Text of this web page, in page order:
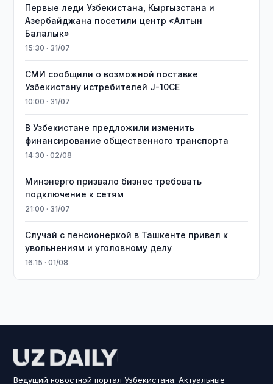
Первые леди Узбекистана, Кыргызстана и
Азербайджана посетили центр «Алтын
Балалык»
15:30 · 31/07
СМИ сообщили о возможной поставке
Узбекистану истребителей J-10CE
10:00 · 31/07
В Узбекистане предложили изменить
финансирование общественного транспорта
14:30 · 02/08
Минэнерго призвало бизнес требовать
подключение к сетям
21:00 · 31/07
Случай с пенсионеркой в Ташкенте привел к
увольнениям и уголовному делу
16:15 · 01/08
Ведущий новостной портал Узбекистана. Актуальные